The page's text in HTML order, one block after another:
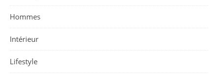
Hommes
Intérieur
Lifestyle